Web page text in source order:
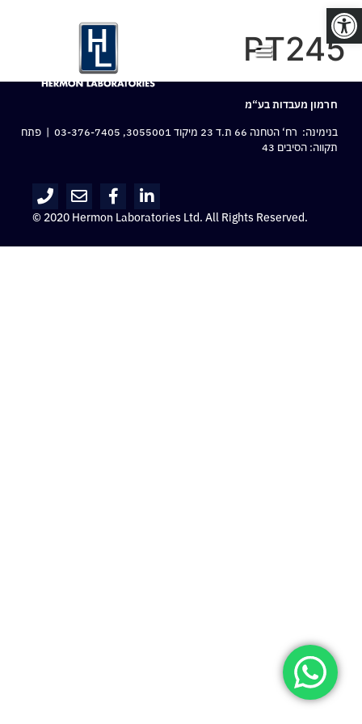
פתח סרגל נגישות
PT245
חרמון מעבדות בע“מ
בנימינה: רח‘ הטחנה 66 ת.ד 23 מיקוד 3055001,
03-376-7405 | פתח
תקווה: הסיבים 43
© 2020 Hermon Laboratories Ltd. All Rights Reserved.